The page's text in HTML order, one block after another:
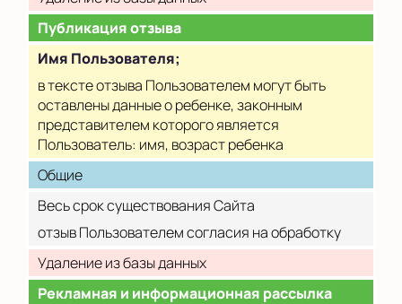
Публикация отзыва
Имя Пользователя;
в тексте отзыва Пользователем могут быть
оставлены данные о ребенке, законным
представителем которого является
Пользователь: имя, возраст ребенка
Общие
Весь срок существования Сайта
отзыв Пользователем согласия на обработку
Удаление из базы данных
Рекламная и информационная рассылка